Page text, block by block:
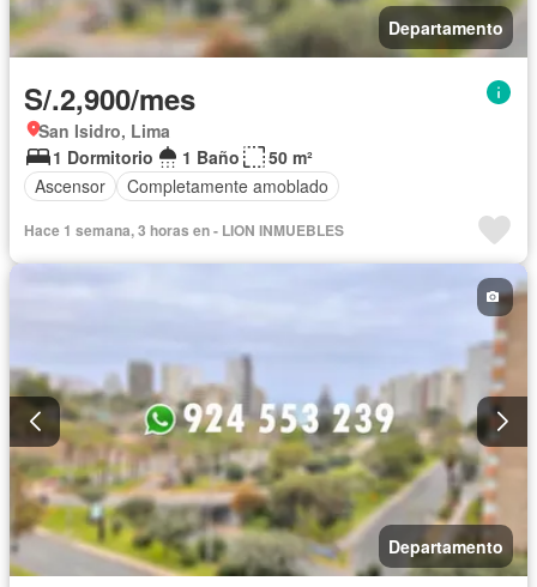
Departamento
S/.2,900/mes
San Isidro, Lima
1 Dormitorio
1 Baño
50 m²
Ascensor
Completamente amoblado
Hace 1 semana, 3 horas en - LION INMUEBLES
Departamento